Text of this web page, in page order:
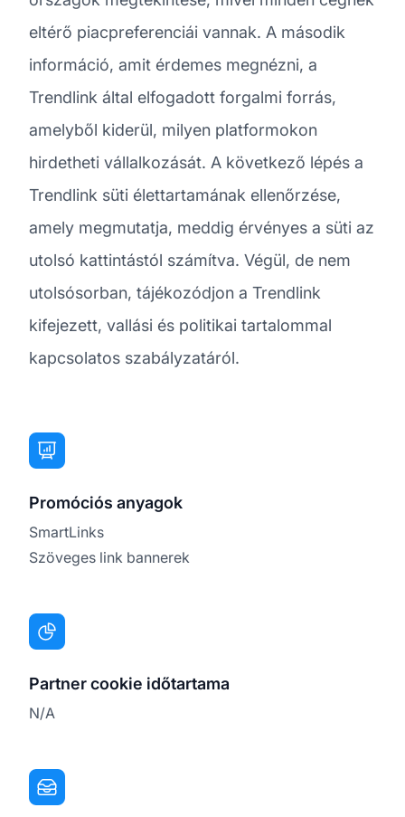
eltérő piacpreferenciái vannak. A második
információ, amit érdemes megnézni, a
Trendlink által elfogadott forgalmi forrás,
amelyből kiderül, milyen platformokon
hirdetheti vállalkozását. A következő lépés a
Trendlink süti élettartamának ellenőrzése,
amely megmutatja, meddig érvényes a süti az
utolsó kattintástól számítva. Végül, de nem
utolsósorban, tájékozódjon a Trendlink
kifejezett, vallási és politikai tartalommal
kapcsolatos szabályzatáról.
Promóciós anyagok
SmartLinks
Szöveges link bannerek
Partner cookie időtartama
N/A